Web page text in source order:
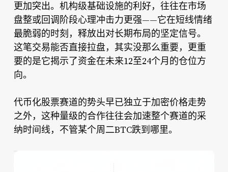
更加突出。机构级基础设施的利好，往往在市场
盘整或回调阶段心理冲击力更强——它在短线情绪
最脆弱的时刻，释放出对长期布局的坚定信号。
这笔交易能否直接拉盘，其实没那么重要，更重
要的是它揭示了资金在未来12至24个月的仓位方
向。
代币化股票赛道的势头早已独立于加密价格走势
之外，这种量级的合作往往会加速整个赛道的采
纳时间线，不管某个周二BTC跌到哪里。